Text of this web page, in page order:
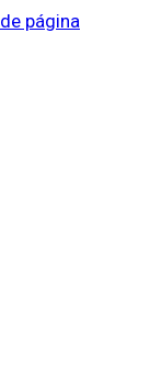
página